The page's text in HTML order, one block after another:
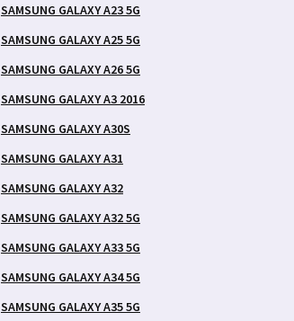
SAMSUNG GALAXY A23 5G
SAMSUNG GALAXY A25 5G
SAMSUNG GALAXY A26 5G
SAMSUNG GALAXY A3 2016
SAMSUNG GALAXY A30S
SAMSUNG GALAXY A31
SAMSUNG GALAXY A32
SAMSUNG GALAXY A32 5G
SAMSUNG GALAXY A33 5G
SAMSUNG GALAXY A34 5G
SAMSUNG GALAXY A35 5G